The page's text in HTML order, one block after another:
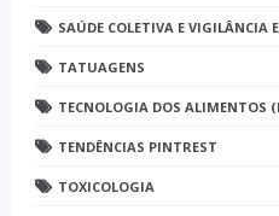
SAÚDE COLETIVA E VIGILÂNCIA
TATUAGENS
TECNOLOGIA DOS ALIMENTOS
TENDÊNCIAS PINTREST
TOXICOLOGIA